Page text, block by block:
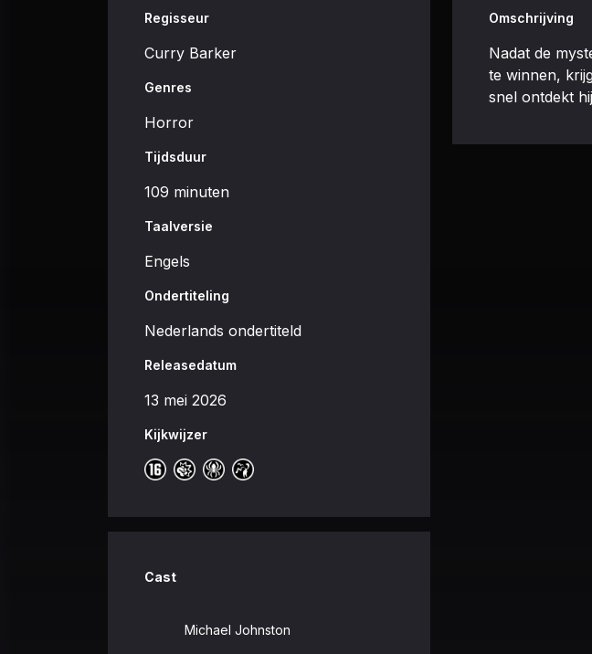
Regisseur
Curry Barker
Genres
Horror
Tijdsduur
109 minuten
Taalversie
Engels
Ondertiteling
Nederlands ondertiteld
Releasedatum
13 mei 2026
Kijkwijzer
Cast
Michael Johnston
Omschrijving
Nadat de
te winnen,
snel ontdekt